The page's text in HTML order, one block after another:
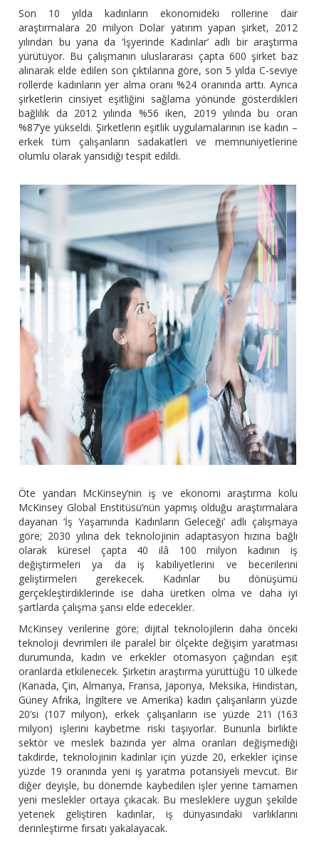
Son 10 yılda kadınların ekonomideki rollerine dair
araştırmalara 20 milyon Dolar yatırım yapan şirket, 2012
yılından bu yana da ‘İşyerinde Kadınlar’ adlı bir araştırma
yürütüyor. Bu çalışmanın uluslararası çapta 600 şirket baz
alınarak elde edilen son çıktılarına göre, son 5 yılda C-seviye
rollerde kadınların yer alma oranı %24 oranında arttı. Ayrıca
şirketlerin cinsiyet eşitliğini sağlama yönünde gösterdikleri
bağlılık da 2012 yılında %56 iken, 2019 yılında bu oran
%87’ye yükseldi. Şirketlerin eşitlik uygulamalarının ise kadın –
erkek tüm çalışanların sadakatleri ve memnuniyetlerine
olumlu olarak yansıdığı tespit edildi.
Öte yandan McKinsey’nin iş ve ekonomi araştırma kolu
McKinsey Global Enstitüsü’nün yapmış olduğu araştırmalara
dayanan ‘İş Yaşamında Kadınların Geleceği’ adlı çalışmaya
göre; 2030 yılına dek teknolojinin adaptasyon hızına bağlı
olarak küresel çapta 40 ilâ 100 milyon kadının iş
değiştirmeleri ya da iş kabiliyetlerini ve becerilerini
geliştirmeleri gerekecek. Kadınlar bu dönüşümü
gerçekleştirdiklerinde ise daha üretken olma ve daha iyi
şartlarda çalışma şansı elde edecekler.
McKinsey verilerine göre; dijital teknolojilerin daha önceki
teknoloji devrimleri ile paralel bir ölçekte değişim yaratması
durumunda, kadın ve erkekler otomasyon çağından eşit
oranlarda etkilenecek. Şirketin araştırma yürüttüğü 10 ülkede
(Kanada, Çin, Almanya, Fransa, Japonya, Meksika, Hindistan,
Güney Afrika, İngiltere ve Amerika) kadın çalışanların yüzde
20’si (107 milyon), erkek çalışanların ise yüzde 21’i (163
milyon) işlerini kaybetme riski taşıyorlar. Bununla birlikte
sektör ve meslek bazında yer alma oranları değişmediği
takdirde, teknolojinin kadınlar için yüzde 20, erkekler içinse
yüzde 19 oranında yeni iş yaratma potansiyeli mevcut. Bir
diğer deyişle, bu dönemde kaybedilen işler yerine tamamen
yeni meslekler ortaya çıkacak. Bu mesleklere uygun şekilde
yetenek geliştiren kadınlar, iş dünyasındaki varlıklarını
derinleştirme fırsatı yakalayacak.